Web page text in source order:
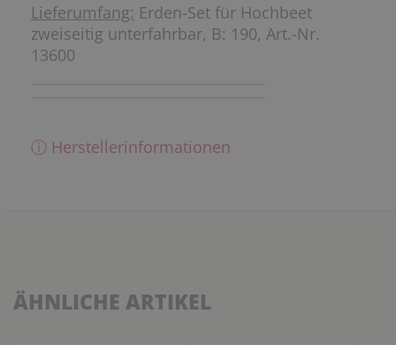
Lieferumfang: Erden-Set für Hochbeet
zweiseitig unterfahrbar, B: 190, Art.-Nr.
13600
ⓘ Herstellerinformationen
ÄHNLICHE ARTIKEL